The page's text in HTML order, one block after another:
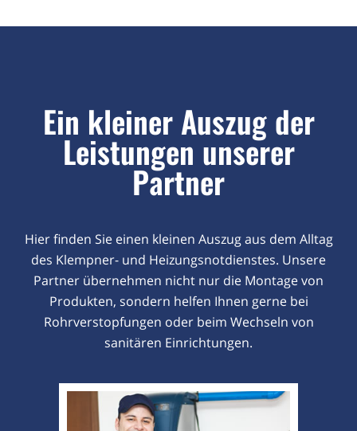
Ein kleiner Auszug der
Leistungen unserer
Partner
Hier finden Sie einen kleinen Auszug aus dem Alltag
des Klempner- und Heizungsnotdienstes. Unsere
Partner übernehmen nicht nur die Montage von
Produkten, sondern helfen Ihnen gerne bei
Rohrverstopfungen oder beim Wechseln von
sanitären Einrichtungen.